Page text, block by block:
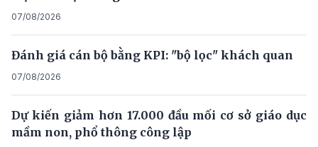
07/08/2026
Đánh giá cán bộ bằng KPI: "bộ lọc" khách quan
07/08/2026
Dự kiến giảm hơn 17.000 đầu mối cơ sở giáo dục
mầm non, phổ thông công lập